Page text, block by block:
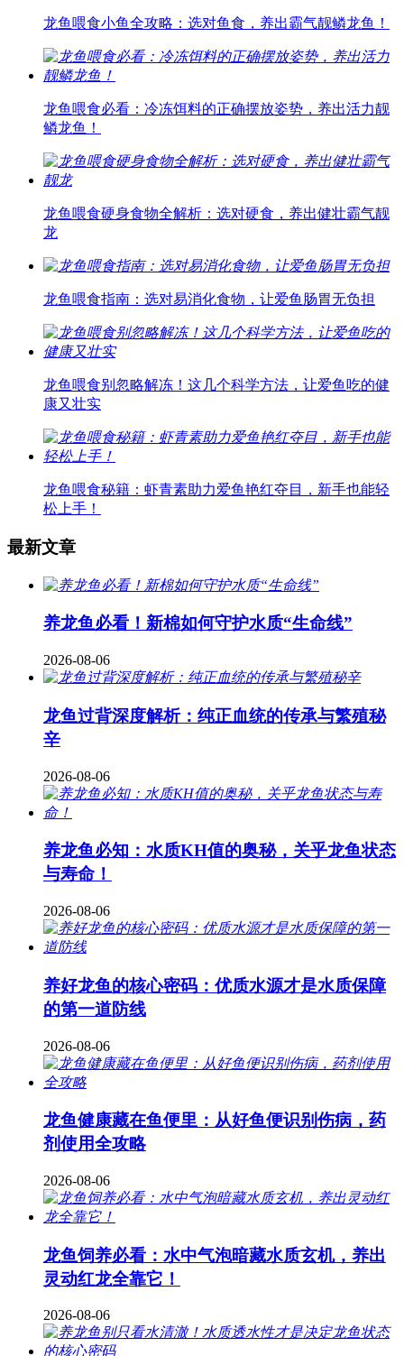
龙鱼喂食小鱼全攻略：选对鱼食，养出霸气靓鳞龙鱼！
龙鱼喂食必看：冷冻饵料的正确摆放姿势，养出活力靓
鳞龙鱼！
龙鱼喂食硬身食物全解析：选对硬食，养出健壮霸气靓
龙
龙鱼喂食指南：选对易消化食物，让爱鱼肠胃无负担
龙鱼喂食别忽略解冻！这几个科学方法，让爱鱼吃的健
康又壮实
龙鱼喂食秘籍：虾青素助力爱鱼艳红夺目，新手也能轻
松上手！
最新文章
养龙鱼必看！新棉如何守护水质“生命线”
2026-08-06
龙鱼过背深度解析：纯正血统的传承与繁殖秘
辛
2026-08-06
养龙鱼必知：水质KH值的奥秘，关乎龙鱼状态
与寿命！
2026-08-06
养好龙鱼的核心密码：优质水源才是水质保障
的第一道防线
2026-08-06
龙鱼健康藏在鱼便里：从好鱼便识别伤病，药
剂使用全攻略
2026-08-06
龙鱼饲养必看：水中气泡暗藏水质玄机，养出
灵动红龙全靠它！
2026-08-06